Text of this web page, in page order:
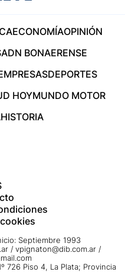
ECONOMÍAOPINIÓN
ADN BONAERENSE
DEPORTES
HOYMUNDO MOTOR
HISTORIA
Septiembre 1993
/ vpignaton@dib.com.ar /
726 Piso 4, La Plata; Provincia